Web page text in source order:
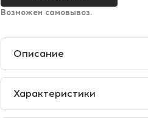
Возможен самовывоз.
Описание
Характеристики